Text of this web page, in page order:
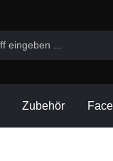
Zubehör